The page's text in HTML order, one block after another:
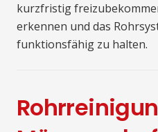
kurzfristig
erkennen und das
funktionsfähig zu halten.